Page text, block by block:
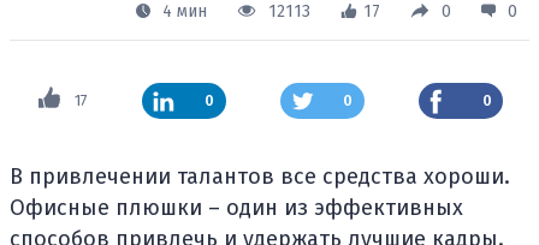
4 мин
12113 17 0 0
17 0 0 0
В привлечении талантов все средства хороши.
Офисные плюшки – один из эффективных
способов привлечь и удержать лучшие кадры.